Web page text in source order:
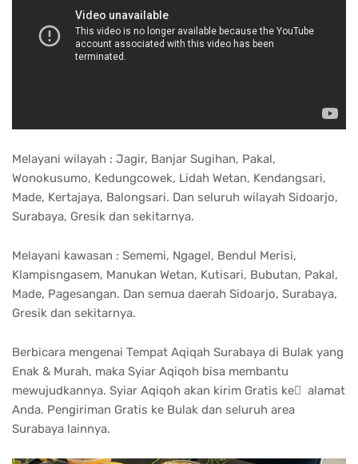
Melayani wilayah : Jagir, Banjar Sugihan, Pakal,
Wonokusumo, Kedungcowek, Lidah Wetan, Kendangsari,
Made, Kertajaya, Balongsari. Dan seluruh wilayah Sidoarjo,
Surabaya, Gresik dan sekitarnya.
Melayani kawasan : Sememi, Ngagel, Bendul Merisi,
Klampisngasem, Manukan Wetan, Kutisari, Bubutan, Pakal,
Made, Pagesangan. Dan semua daerah Sidoarjo, Surabaya,
Gresik dan sekitarnya.
Berbicara mengenai Tempat Aqiqah Surabaya di Bulak yang
Enak & Murah, maka Syiar Aqiqoh bisa membantu
mewujudkannya. Syiar Aqiqoh akan kirim Gratis ke ِ alamat
Anda. Pengiriman Gratis ke Bulak dan seluruh area
Surabaya lainnya.